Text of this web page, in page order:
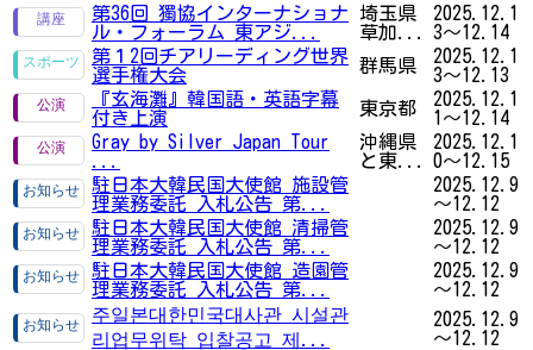
第36回 獨協インターナショナ
ル・フォーラム 東アジ...
埼玉県
草加...
2025.12.1
3～12.14
第１2回チアリーディング世界
選手権大会
群馬県
2025.12.1
3～12.13
『玄海灘』韓国語・英語字幕
付き上演
東京都
2025.12.1
1～12.14
Gray by Silver Japan Tour
沖縄県
と東...
2025.12.1
0～12.15
駐日本大韓民国大使館 施設管
理業務委託 入札公告 第...
2025.12.9
～12.12
駐日本大韓民国大使館 清掃管
理業務委託 入札公告 第...
2025.12.9
～12.12
駐日本大韓民国大使館 造園管
理業務委託 入札公告 第...
2025.12.9
～12.12
주일본대한민국대사관 시설관
리업무위탁 입찰공고 제...
2025.12.9
～12.12